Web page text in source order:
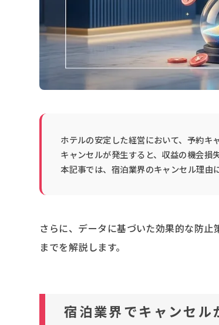
ホテルの安定した経営において、予約キ
キャンセルが発生すると、収益の機会損
本記事では、宿泊業界のキャンセル理由
さらに、データに基づいた効果的な防
までを解説します。
宿泊業界でキャンセ